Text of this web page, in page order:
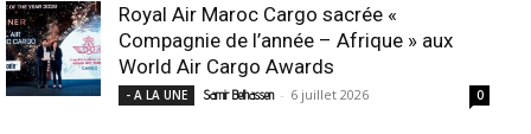
Royal Air Maroc Cargo sacrée «
Compagnie de l’année – Afrique » aux
World Air Cargo Awards
- A LA UNE Samir Belhassen - 6 juillet 2026 0